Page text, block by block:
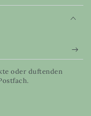
oder duftenden